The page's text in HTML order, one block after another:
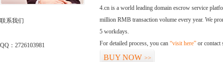
联系我们
QQ：2726103981
4.cn is a world leading domain escrow service
million RMB transaction volume every year. We
5 workdays.
For detailed process, you can “visit here” or contact
BUY NOW >>